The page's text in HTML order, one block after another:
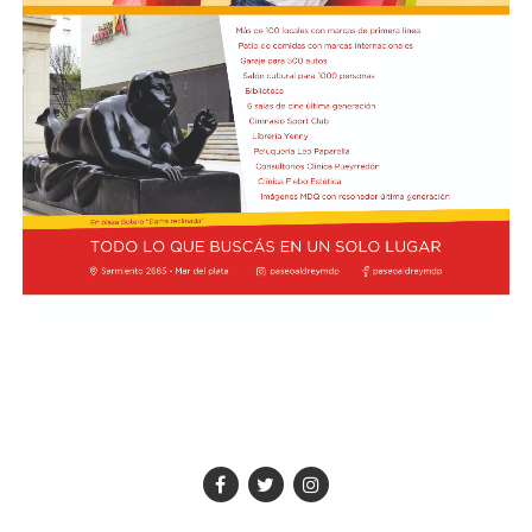
equilibrio fiscal, la estabilidad cambiaria y la reducción
del riesgo país, remarcando que la actividad genera más
de 4 millones de empleos. Sin embargo, alertó sobre el
mal estado de los caminos rurales, la necesidad de
reactivar trenes y puertos, y reclamó un plan de
infraestructura para prevenir inundaciones en la cuenca
del Salado.
Hacia el cierre, Nicolás Pino defendió que los servicios
ecosistémicos pertenecen legítimamente a la propiedad
que proyecta una revolución agropecuaria digital basada
en tecnología y datos.